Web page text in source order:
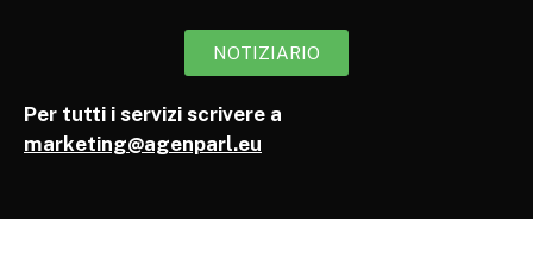
NOTIZIARIO
Per tutti i servizi scrivere a
marketing@agenparl.eu